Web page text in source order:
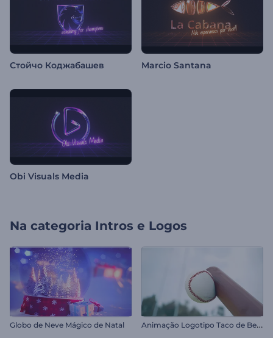
Стойчо Коджабашев Marcio Santana
Obi Visuals Media
Na categoria Intros e Logos
Globo de Neve Mágico de Natal A
nimação Logotipo Taco de Beisebol